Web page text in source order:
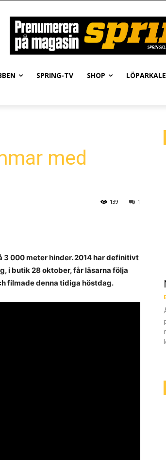
SPRING-TV SHOP
med
1
139
000 meter hinder. 2014 har definitivt
i butik 28 oktober, får läsarna följa
filmade denna tidiga höstdag.